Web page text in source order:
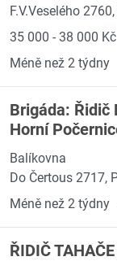
F.V.Veselého
35 000 - 38 000 Kč
Méně než 2 týdny
Brigáda: Řidič
Horní
Balíkovna
Do Čertous 2717,
Méně než 2 týdny
ŘIDIČ